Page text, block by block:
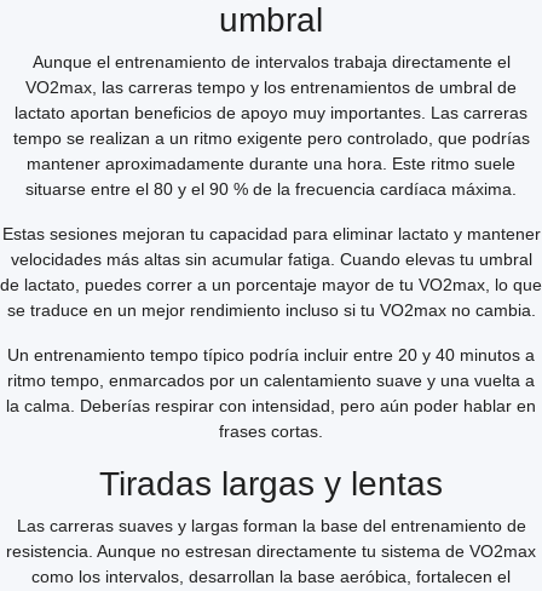
umbral
Aunque el entrenamiento de intervalos trabaja directamente el
VO2max, las carreras tempo y los entrenamientos de umbral de
lactato aportan beneficios de apoyo muy importantes. Las carreras
tempo se realizan a un ritmo exigente pero controlado, que podrías
mantener aproximadamente durante una hora. Este ritmo suele
situarse entre el 80 y el 90 % de la frecuencia cardíaca máxima.
Estas sesiones mejoran tu capacidad para eliminar lactato y mantener
velocidades más altas sin acumular fatiga. Cuando elevas tu umbral
de lactato, puedes correr a un porcentaje mayor de tu VO2max, lo que
se traduce en un mejor rendimiento incluso si tu VO2max no cambia.
Un entrenamiento tempo típico podría incluir entre 20 y 40 minutos a
ritmo tempo, enmarcados por un calentamiento suave y una vuelta a
la calma. Deberías respirar con intensidad, pero aún poder hablar en
frases cortas.
Tiradas largas y lentas
Las carreras suaves y largas forman la base del entrenamiento de
resistencia. Aunque no estresan directamente tu sistema de VO2max
como los intervalos, desarrollan la base aeróbica, fortalecen el